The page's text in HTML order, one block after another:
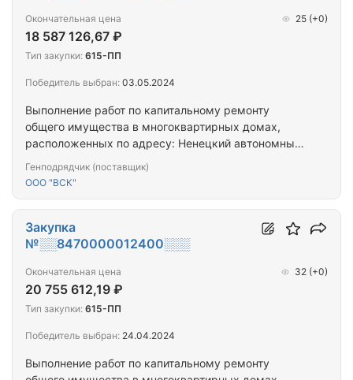
Выполнение работ по капитальному ремонту
общего имущества в многоквартирных домах,
расположенных по адресу: Ненецкий автономный
Генподрядчик (поставщик)
ООО "ВСК"
Окончательная цена
18 587 126,67 ₽
25 (+0)
Тип закупки: 615-ПП
Победитель выбран: 03.05.2024
Выполнение работ по капитальному ремонту
Закупка
№░░8470000012400░░░
Окончательная цена
20 755 612,19 ₽
32 (+0)
Тип закупки: 615-ПП
Победитель выбран: 24.04.2024